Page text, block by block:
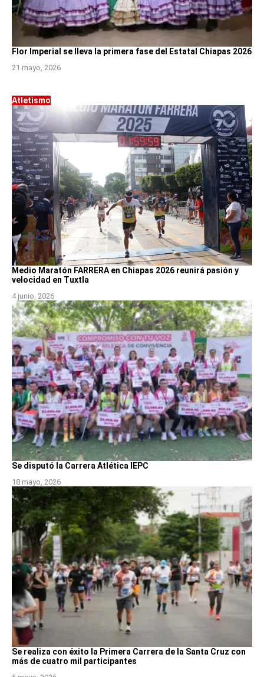
Flor Imperial se lleva la primera fase del Estatal Chiapas 2026
21 mayo, 2026
Atletismo
Medio Maratón FARRERA en Chiapas 2026 reunirá pasión y
velocidad en Tuxtla
4 junio, 2026
Se disputó la Carrera Atlética IEPC
18 mayo, 2026
Se realiza con éxito la Primera Carrera de la Santa Cruz con
más de cuatro mil participantes